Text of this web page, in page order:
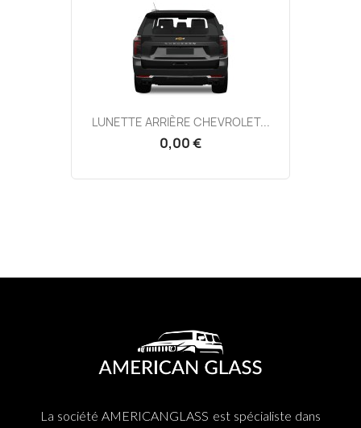
LUNETTE ARRIÈRE CHEVROLET...
0,00 €
La société AMERICANGLASS est spécialiste dans